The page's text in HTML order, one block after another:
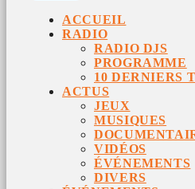
ACCUEIL
RADIO
RADIO DJS
PROGRAMME
10 DERNIERS
ACTUS
JEUX
MUSIQUES
VIDÉOS
ÉVÉNEMENTS
DIVERS